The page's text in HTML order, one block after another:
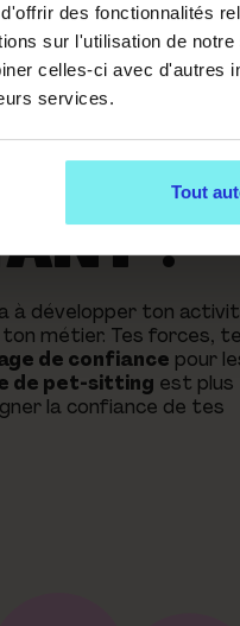
des fonctionnalités
sur l'utilisation de
celles-ci avec d'autres
services.
Tout
qualité des
de l’organisme de
de handicap, etc. Bref,
le font, nous avons
:
!
à développer ton
ton métier. Tes forces,
de confiance pour
de pet-sitting est plus
la confiance de tes